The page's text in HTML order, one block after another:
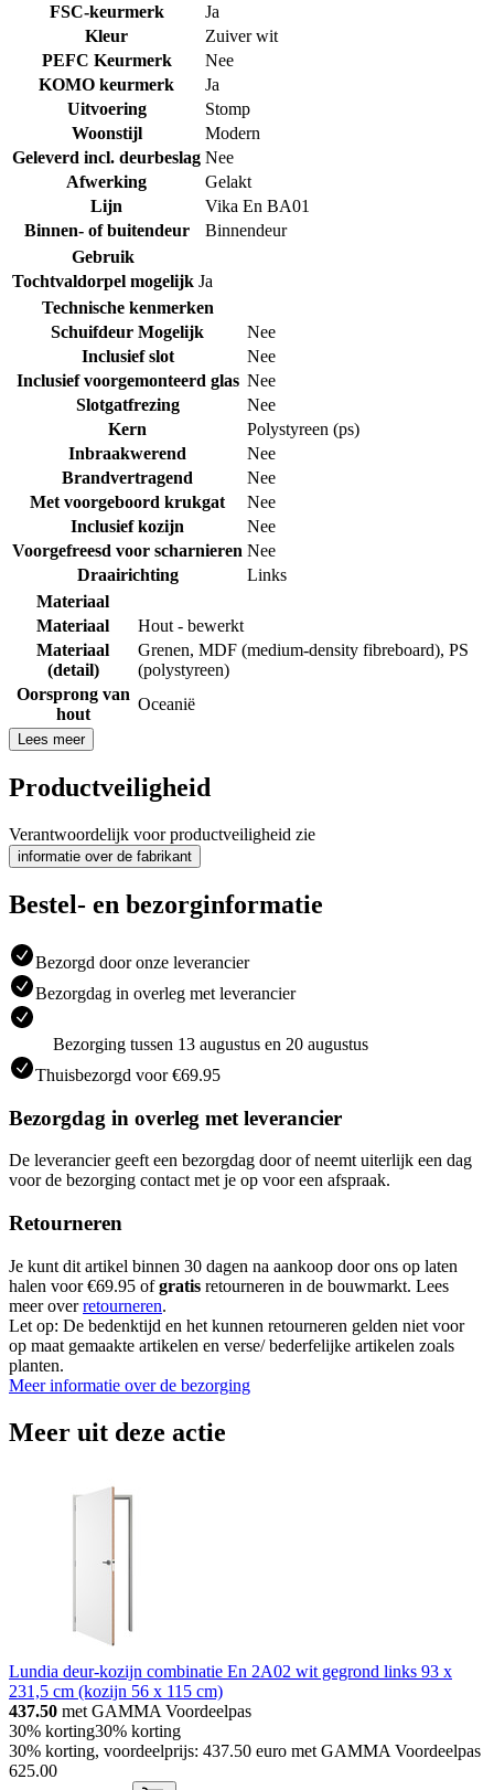
FSC-keurmerk
Ja
Kleur
Zuiver wit
PEFC Keurmerk
Nee
KOMO keurmerk
Ja
Uitvoering
Stomp
Woonstijl
Modern
Geleverd incl. deurbeslag Nee
Afwerking
Gelakt
Lijn
Vika En BA01
Binnen- of buitendeur
Binnendeur
Gebruik
Tochtvaldorpel mogelijk Ja
Technische kenmerken
Schuifdeur Mogelijk
Nee
Inclusief slot
Nee
Inclusief voorgemonteerd glas Nee
Slotgatfrezing
Nee
Kern
Polystyreen (ps)
Inbraakwerend
Nee
Brandvertragend
Nee
Met voorgeboord krukgat
Nee
Inclusief kozijn
Nee
Voorgefreesd voor scharnieren Nee
Draairichting
Links
Materiaal
Materiaal
Hout - bewerkt
Materiaal
(detail)
Grenen, MDF (medium-density fibreboard), PS
(polystyreen)
Oorsprong van
hout
Oceanië
Lees meer
Productveiligheid
Verantwoordelijk voor productveiligheid zie
informatie over de fabrikant
Bestel- en bezorginformatie
Bezorgd door onze leverancier
Bezorgdag in overleg met leverancier
Bezorging tussen 13 augustus en 20 augustus
Thuisbezorgd voor €69.95
Bezorgdag in overleg met leverancier
De leverancier geeft een bezorgdag door of neemt uiterlijk een dag
voor de bezorging contact met je op voor een afspraak.
Retourneren
Je kunt dit artikel binnen 30 dagen na aankoop door ons op laten
halen voor €69.95 ofgratis retourneren in de bouwmarkt. Lees
meer overretourneren.
Let op: De bedenktijd en het kunnen retourneren gelden niet voor
op maat gemaakte artikelen en verse/ bederfelijke artikelen zoals
planten.
Meer informatie over de bezorging
Meer uit deze actie
Lundia deur-kozijn combinatie En 2A02 wit gegrond links 93 x
231,5 cm (kozijn 56 x 115 cm)
437.50 met GAMMA Voordeelpas
30% korting30% korting
30% korting, voordeelprijs: 437.50 euro met GAMMA Voordeelpas
625.00